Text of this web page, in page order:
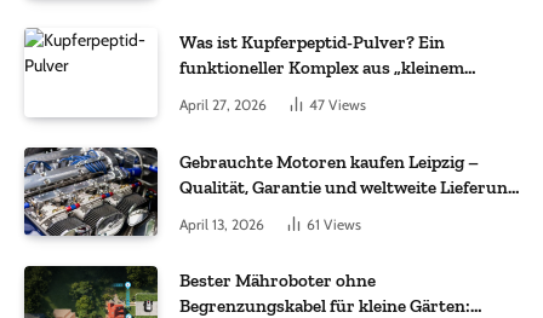
Was ist Kupferpeptid-Pulver? Ein
funktioneller Komplex aus „kleinem
Molekül + Metall“
April 27, 2026 47 Views
Gebrauchte Motoren kaufen Leipzig –
Qualität, Garantie und weltweite Lieferung
April 13, 2026 61 Views
Bester Mähroboter ohne
Begrenzungskabel für kleine Gärten: